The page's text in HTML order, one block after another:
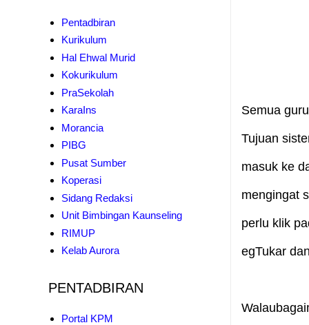
Semua
Tujuan
masuk ke
mengingat
perlu klik
egTukar
Pentadbiran
Kurikulum
Hal Ehwal Murid
Kokurikulum
PraSekolah
KaraIns
Morancia
PIBG
Pusat Sumber
Koperasi
Sidang Redaksi
Unit Bimbingan Kaunseling
RIMUP
Kelab Aurora
PENTADBIRAN
Portal KPM